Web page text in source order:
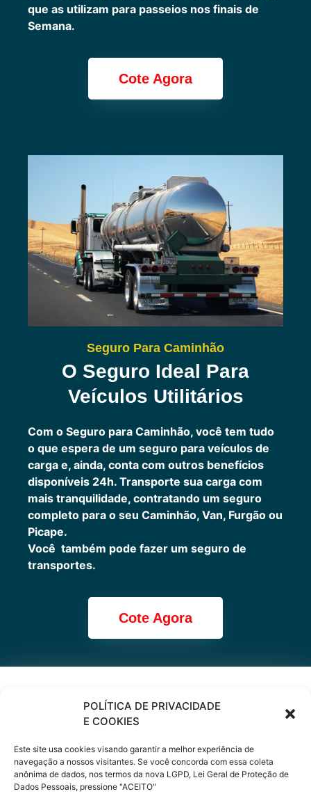
POLÍTICA DE PRIVACIDADE
E COOKIES
Este site usa cookies visando garantir a melhor experiência de
navegação a nossos visitantes. Se você concorda com essa coleta
anônima de dados, nos termos da nova LGPD, Lei Geral de Proteção de
Dados Pessoais, pressione "ACEITO"
que as utilizam para passeios nos finais de
Semana.
Cote Agora
Seguro Para Caminhão
O Seguro Ideal Para
Veículos Utilitários
Com o Seguro para Caminhão, você tem tudo
o que espera de um seguro para veículos de
carga e, ainda, conta com outros benefícios
disponíveis 24h. Transporte sua carga com
mais tranquilidade, contratando um seguro
completo para o seu Caminhão, Van, Furgão ou
Picape.
Você também pode fazer um seguro de
transportes.
Cote Agora
Cote online ou
peça via
WhatsApp